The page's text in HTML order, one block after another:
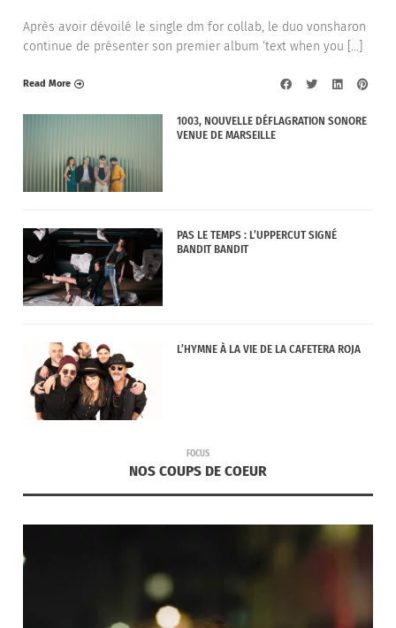
Après avoir dévoilé le single dm for collab, le duo vonsharon
continue de présenter son premier album ‘text when you […]
Read More
1003, NOUVELLE DÉFLAGRATION SONORE
VENUE DE MARSEILLE
PAS LE TEMPS : L’UPPERCUT SIGNÉ
BANDIT BANDIT
L’HYMNE À LA VIE DE LA CAFETERA ROJA
FOCUS
NOS COUPS DE COEUR